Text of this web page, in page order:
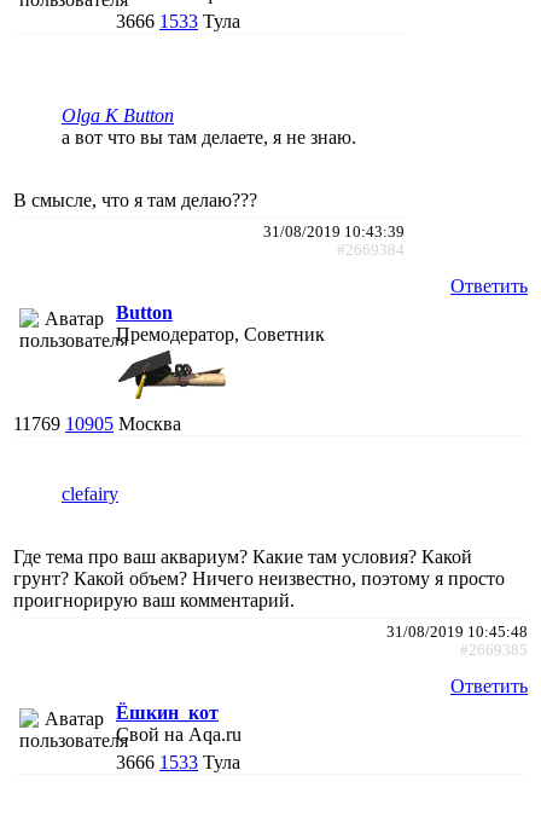
3666 1533 Тула
Olga K Button
а вот что вы там делаете, я не знаю.
В смысле, что я там делаю???
31/08/2019 10:43:39
#2669384
Ответить
Button
Премодератор, Советник
11769 10905 Москва
clefairy
Где тема про ваш аквариум? Какие там условия? Какой
грунт? Какой объем? Ничего неизвестно, поэтому я просто
проигнорирую ваш комментарий.
31/08/2019 10:45:48
#2669385
Ответить
Ёшкин_кот
Свой на Aqa.ru
3666 1533 Тула